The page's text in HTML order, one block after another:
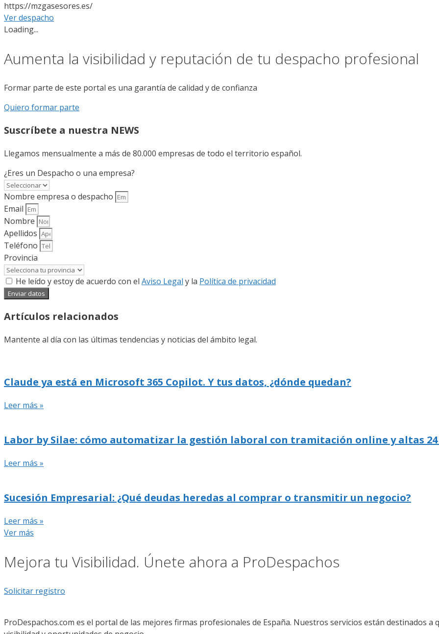
https://mzgasesores.es/
Ver despacho
Loading...
Aumenta la visibilidad y reputación de tu despacho profesional
Formar parte de este portal es una garantía de calidad y de confianza
Quiero formar parte
Suscríbete a nuestra NEWS
Llegamos mensualmente a más de 80.000 empresas de todo el territorio español.
¿Eres un Despacho o una empresa?
Nombre empresa o despacho
Email
Nombre
Apellidos
Teléfono
Provincia
He leído y estoy de acuerdo con el Aviso Legal y la Política de privacidad
Enviar datos
Artículos relacionados
Mantente al día con las últimas tendencias y noticias del ámbito legal.
Claude ya está en Microsoft 365 Copilot. Y tus datos, ¿dónde quedan?
Leer más »
Labor by Silae: cómo automatizar la gestión laboral con tramitación online y altas
Leer más »
Sucesión Empresarial: ¿Qué deudas heredas al comprar o transmitir un negocio?
Leer más »
Ver más
Mejora tu Visibilidad. Únete ahora a ProDespachos
Solicitar registro
ProDespachos.com es el portal de las mejores firmas profesionales de España. Nuestros servicios están destinados